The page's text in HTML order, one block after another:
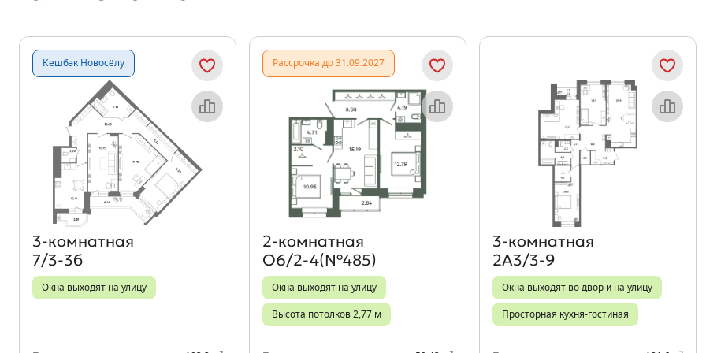
Кешбэк Новосёлу
Объект месяца
3‑комнатная
7/3-3б
Окна выходят на улицу
Рассрочка до 31.09.2027
Объект месяца
2‑комнатная
О6/2-4(№485)
Окна выходят на улицу
Высота потолков 2,77 м
Объект месяца
3‑комнатная
2А3/3-9
Окна выходят во двор и на улицу
Просторная кухня-гостиная